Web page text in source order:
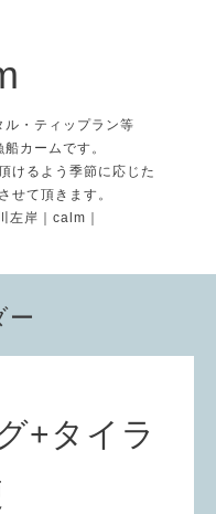
ル・ティップラン等
カームです。
けるよう季節に応じた
せて頂きます。
左岸｜calm｜
ー
+タイラ